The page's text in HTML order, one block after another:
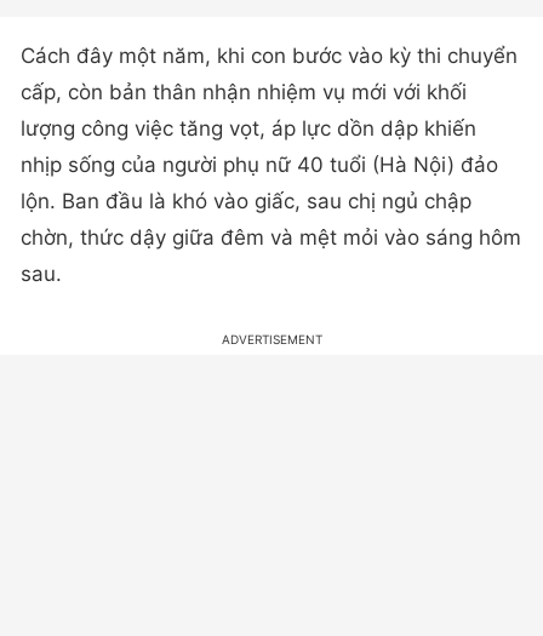
Cách đây một năm, khi con bước vào kỳ thi chuyển
cấp, còn bản thân nhận nhiệm vụ mới với khối
lượng công việc tăng vọt, áp lực dồn dập khiến
nhịp sống của người phụ nữ 40 tuổi (Hà Nội) đảo
lộn. Ban đầu là khó vào giấc, sau chị ngủ chập
chờn, thức dậy giữa đêm và mệt mỏi vào sáng hôm
sau.